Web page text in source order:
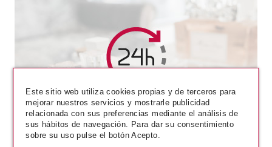
Este sitio web utiliza cookies propias y de terceros para
mejorar nuestros servicios y mostrarle publicidad
relacionada con sus preferencias mediante el análisis de
sus hábitos de navegación. Para dar su consentimiento
sobre su uso pulse el botón Acepto.